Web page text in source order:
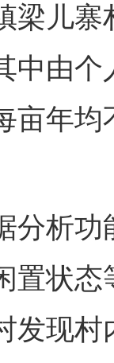
梁儿
中由
亩年
析功
置状
发现